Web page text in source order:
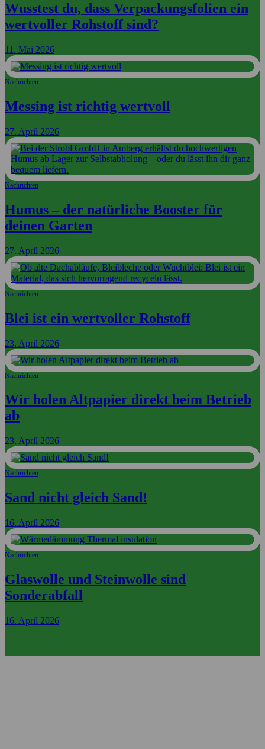
Wusstest du, dass Verpackungsfolien ein
wertvoller Rohstoff sind?
11. Mai 2026
Nachrichten
Messing ist richtig wertvoll
27. April 2026
Nachrichten
Humus – der natürliche Booster für
deinen Garten
27. April 2026
Nachrichten
Blei ist ein wertvoller Rohstoff
23. April 2026
Nachrichten
Wir holen Altpapier direkt beim Betrieb
ab
23. April 2026
Nachrichten
Sand nicht gleich Sand!
16. April 2026
Nachrichten
Glaswolle und Steinwolle sind
Sonderabfall
16. April 2026